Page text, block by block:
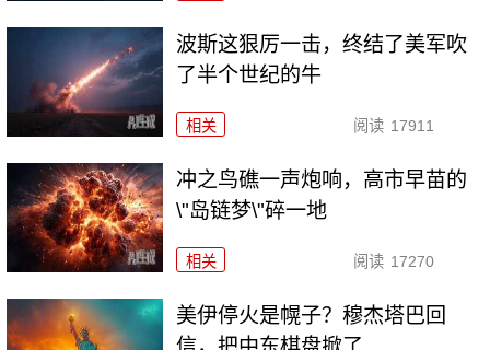
波斯这狠厉一击，终结了美军吹
了半个世纪的牛
相关 阅读 17911
冲之鸟礁一声炮响，高市早苗的
\"岛链梦\"碎一地
相关 阅读 17270
美伊停火是幌子？穆杰塔巴回